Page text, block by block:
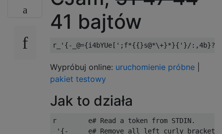
41 bajtów
Wypróbuj online: uruchomienie próbne
pakiet testowy
Jak to działa
r        e# Read a token from STDIN.
_'{-     e# Remove all left curly brackets